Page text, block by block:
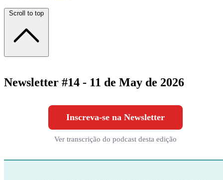
Scroll to top
Newsletter #14 - 11 de May de 2026
Inscreva-se na Newsletter
Ver transcrição do podcast desta edição